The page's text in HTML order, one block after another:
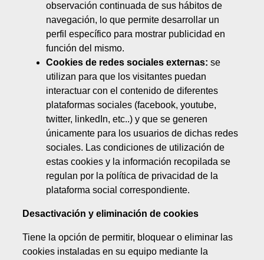
observación continuada de sus hábitos de
navegación, lo que permite desarrollar un
perfil específico para mostrar publicidad en
función del mismo.
Cookies de redes sociales externas: se
utilizan para que los visitantes puedan
interactuar con el contenido de diferentes
plataformas sociales (facebook, youtube,
twitter, linkedIn, etc..) y que se generen
únicamente para los usuarios de dichas redes
sociales. Las condiciones de utilización de
estas cookies y la información recopilada se
regulan por la política de privacidad de la
plataforma social correspondiente.
Desactivación y eliminación de cookies
Tiene la opción de permitir, bloquear o eliminar las
cookies instaladas en su equipo mediante la